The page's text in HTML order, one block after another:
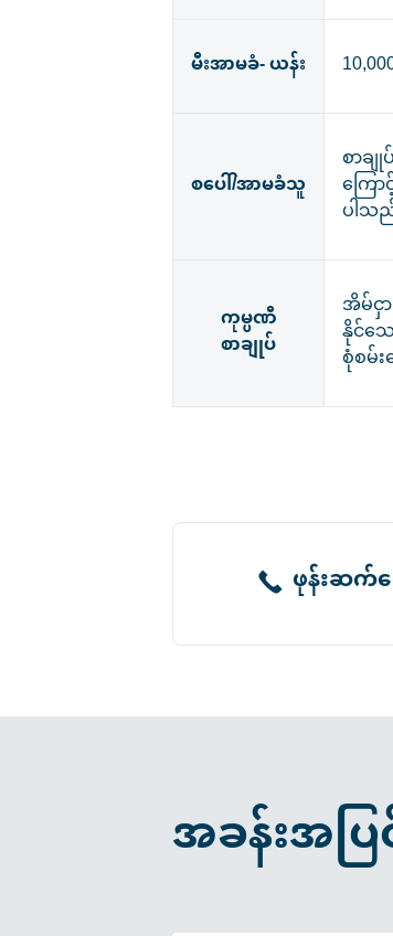
မီးအာမခံ- ယန်း
စပေါ်/အာမခံသူ
စာခ
ကြေ
ပါသ
ကုမ္ပဏီ
စာချုပ်
အိမ်ငှ
နိုင်သ
စုံစမ်း
ဖုန်းဆက်မ
အခန်းအ